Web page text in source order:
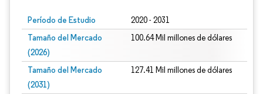
Período de Estudio 2020 - 2031
Tamaño del Mercado
(2026)
100.64 Mil millones de dólares
Tamaño del Mercado
(2031)
127.41 Mil millones de dólares